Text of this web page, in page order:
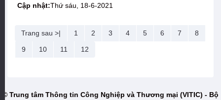
Cập nhật:Thứ sáu, 18-6-2021
Trang sau >| 1 2 3 4 5 6 7 8
9 10 11 12
© Trung tâm Thông tin Công Nghiệp và Thương mại (VITIC) - Bộ